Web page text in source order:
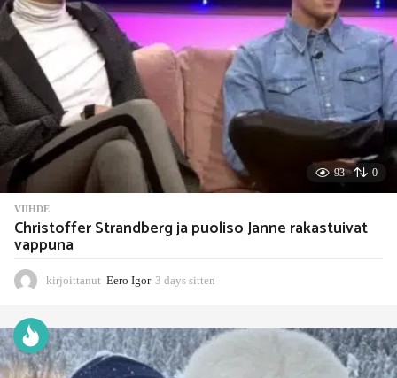
n
93 0
VIIHDE
Christoffer Strandberg ja puoliso Janne rakastuivat
vappuna
kirjoittanut Eero Igor 3 days sitten
y